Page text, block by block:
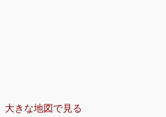
大きな地図で見る